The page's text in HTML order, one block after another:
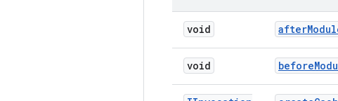
void after
void before